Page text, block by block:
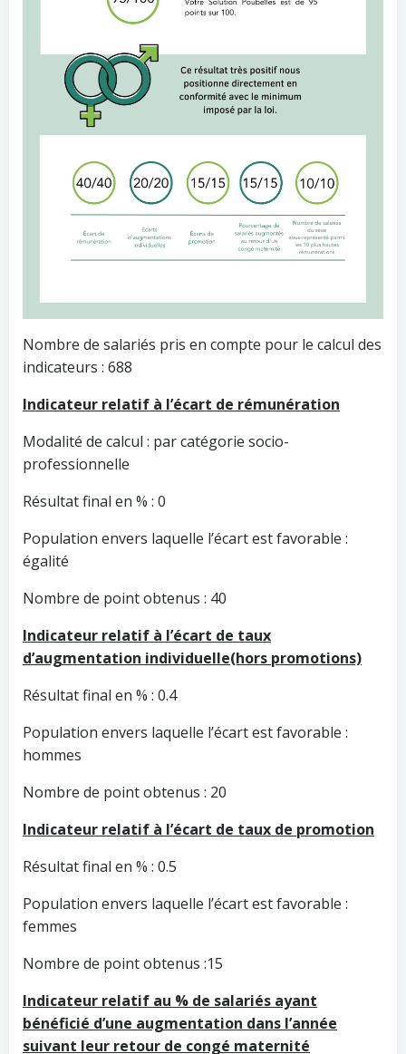
Nombre de salariés pris en compte pour le calcul des
indicateurs : 688
Indicateur relatif à l’écart de rémunération
Modalité de calcul : par catégorie socio-
professionnelle
Résultat final en % : 0
Population envers laquelle l’écart est favorable :
égalité
Nombre de point obtenus : 40
Indicateur relatif à l’écart de taux
d’augmentation individuelle(hors promotions)
Résultat final en % : 0.4
Population envers laquelle l’écart est favorable :
hommes
Nombre de point obtenus : 20
Indicateur relatif à l’écart de taux de promotion
Résultat final en % : 0.5
Population envers laquelle l’écart est favorable :
femmes
Nombre de point obtenus :15
Indicateur relatif au % de salariés ayant
bénéficié d’une augmentation dans l’année
suivant leur retour de congé maternité